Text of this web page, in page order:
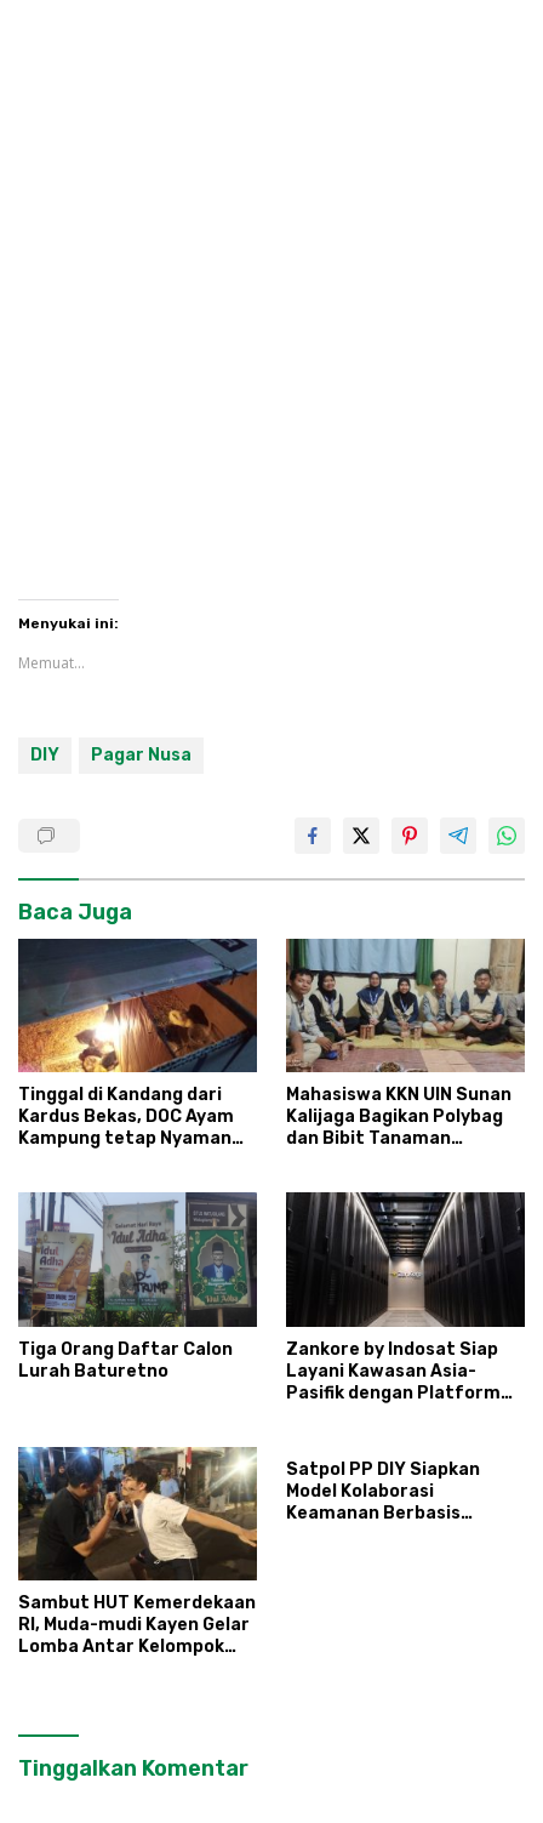
Menyukai ini:
Memuat...
DIY Pagar Nusa
Baca Juga
Tinggal di Kandang dari
Kardus Bekas, DOC Ayam
Kampung tetap Nyaman
Mahasiswa KKN UIN Sunan
Kalijaga Bagikan Polybag
dan Bibit Tanaman
Tiga Orang Daftar Calon
Lurah Baturetno
Zankore by Indosat Siap
Layani Kawasan Asia-
Pasifik dengan Platform
Sambut HUT Kemerdekaan
RI, Muda-mudi Kayen Gelar
Lomba Antar Kelompok
Satpol PP DIY Siapkan
Model Kolaborasi
Keamanan Berbasis
Tinggalkan Komentar